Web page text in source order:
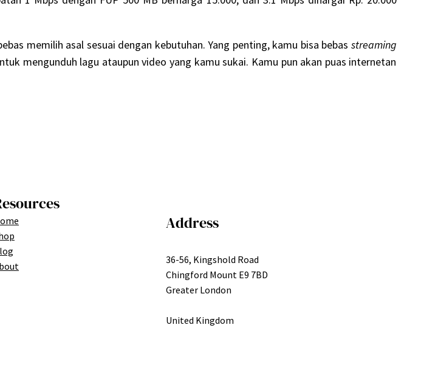
memilih asal sesuai dengan kebutuhan. Yang penting, kamu bisa bebasstreaming
mengunduh lagu ataupun video yang kamu sukai. Kamu pun akan puas internetan
Address
36-56, Kingshold Road
Chingford Mount E9 7BD
Greater London
United Kingdom